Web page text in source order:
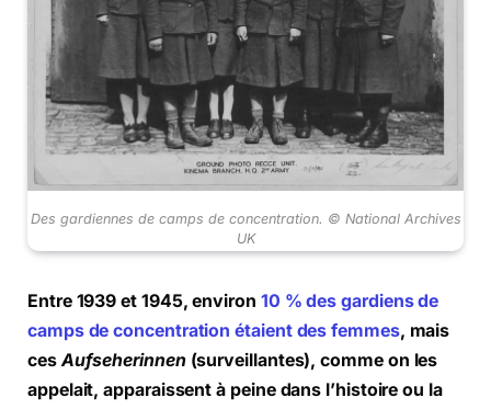
Des gardiennes de camps de concentration. © National Archives
UK
Entre 1939 et 1945, environ 10 % des gardiens de
camps de concentration étaient des femmes, mais
ces Aufseherinnen(surveillantes), comme on les
appelait, apparaissent à peine dans l’histoire ou la